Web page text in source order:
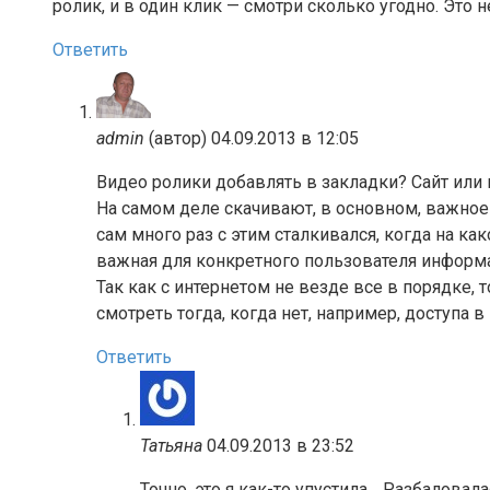
ролик, и в один клик — смотри сколько угодно. Это
Ответить
admin (автор) 04.09.2013 в 12:05
Видео ролики добавлять в закладки? Сайт
На самом деле скачивают, в основном,
сам много раз с этим сталкивался, когда на
важная для конкретного пользователя
Так как с интернетом не везде все в
смотреть тогда, когда нет, например, доступа в
Ответить
Татьяна 04.09.2013 в 23:52